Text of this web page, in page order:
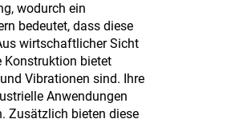
wodurch ein
bedeutet, dass diese
wirtschaftlicher Sicht
Konstruktion bietet
Vibrationen sind. Ihre
Anwendungen
Zusätzlich bieten diese